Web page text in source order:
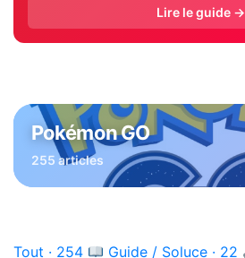
Lire le guide →
Pokémon GO
255 articles
Tout · 254 Guide / Soluce · 22